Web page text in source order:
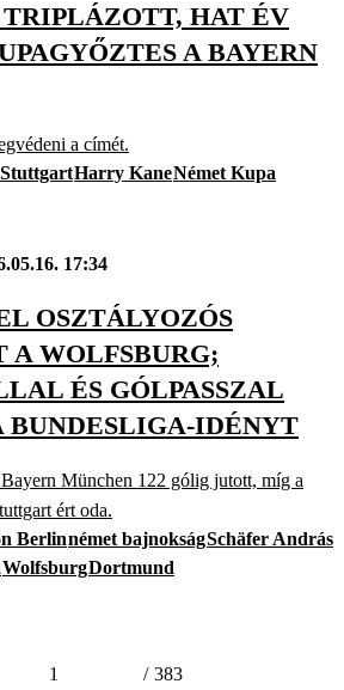
HAT ÉV
A BAYERN
a címét.
Harry KaneNémet Kupa
17:34
OSZTÁLYOZÓS
A WOLFSBURG;
ÉS GÓLPASSZAL
BUNDESLIGA-IDÉNYT
München 122 gólig jutott, míg a
ért oda.
Berlinnémet bajnokságSchäfer András
WolfsburgDortmund
1 / 383